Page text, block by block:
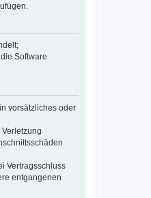
Software
vorsätzliches oder
Vertragsschluss
entgangenen